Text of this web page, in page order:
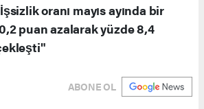
oranı mayıs ayında bir
puan azalarak yüzde 8,4
ABONE OL